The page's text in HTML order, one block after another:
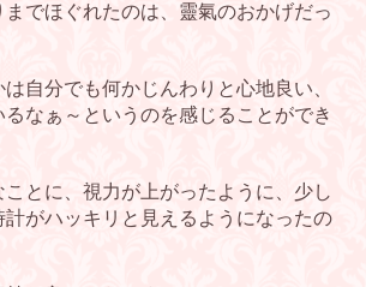
でほぐれたのは、靈氣のおかげだっ
自分でも何かじんわりと心地良い、
るなぁ～というのを感じることができ
とに、視力が上がったように、少し
計がハッキリと見えるようになったの